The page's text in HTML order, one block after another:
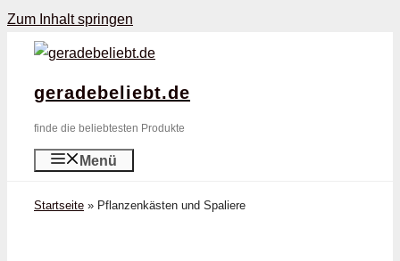
Zum Inhalt springen
geradebeliebt.de
finde die beliebtesten Produkte
Menü
Startseite » Pflanzenkästen und Spaliere